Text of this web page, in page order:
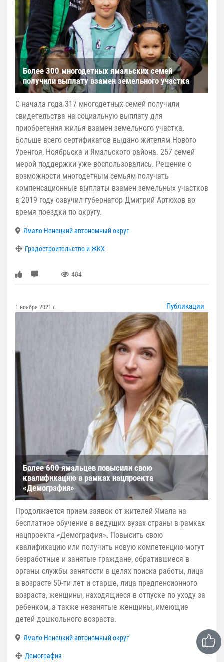
Более 300 многодетных ямальских семей
получили выплату взамен земельного участка
С начала года 317 многодетных семей получили
свидетельства на социальную выплату для
приобретения жилья взамен земельного участка.
Больше всего сертификатов выдано жителям Нового
Уренгоя, Ноябрьска и Ямальского района. 257 семей
мерой поддержки уже воспользовались. Решение о
возможности многодетным семьям получать
компенсационные выплаты взамен земельных участков
в 2019 году озвучил губернатор Дмитрий Артюхов во
время поездки по округу.
Ямало-Ненецкий автономный округ
Градостроительство и ЖКХ
484
1 ноября 2021 г. Публикации
Более 600 ямальцев повысили свою
квалификацию в рамках нацпроекта
«Демография»
Продолжается прием заявок от жителей Ямала на
бесплатное обучение в ведущих вузах страны в рамках
нацпроекта «Демография». Повысить свою
квалификацию или получить новую компетенцию могут
безработные и занятые граждане, обратившиеся в
органы службы занятости в целях поиска работы, лица
в возрасте 50-ти лет и старше, лица предпенсионного
возраста, женщины, находящиеся в отпуске по уходу за
ребенком, а также незанятые женщины, имеющие
детей дошкольного возраста.
Ямало-Ненецкий автономный округ
Демография